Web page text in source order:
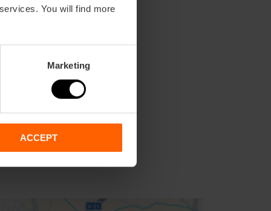
You will find more
Marketing
ACCEPT